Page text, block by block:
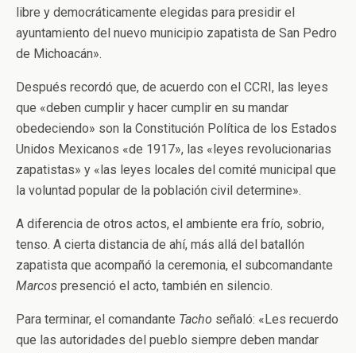
libre y democráticamente elegidas para presidir el
ayuntamiento del nuevo municipio zapatista de San Pedro
de Michoacán».
Después recordó que, de acuerdo con el CCRI, las leyes
que «deben cumplir y hacer cumplir en su mandar
obedeciendo» son la Constitución Política de los Estados
Unidos Mexicanos «de 1917», las «leyes revolucionarias
zapatistas» y «las leyes locales del comité municipal que
la voluntad popular de la población civil determine».
A diferencia de otros actos, el ambiente era frío, sobrio,
tenso. A cierta distancia de ahí, más allá del batallón
zapatista que acompañó la ceremonia, el subcomandante
Marcos presenció el acto, también en silencio.
Para terminar, el comandante Tacho señaló: «Les recuerdo
que las autoridades del pueblo siempre deben mandar